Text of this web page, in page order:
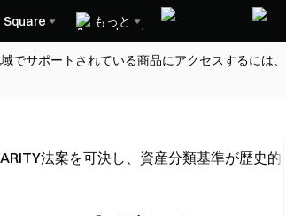
Square もっと
でサポートされている商品にアクセスするには
法案を可決し、資産分類基準が歴史的